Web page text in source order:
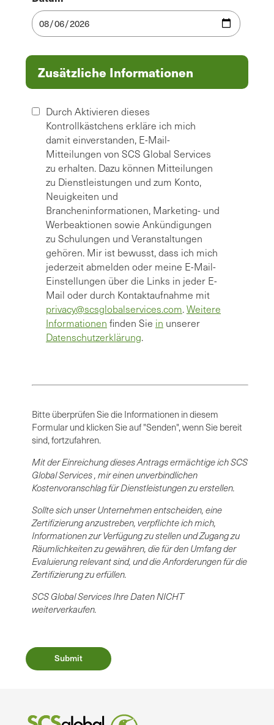
Zusätzliche Informationen
Durch Aktivieren dieses
Kontrollkästchens erkläre ich mich
damit einverstanden, E-Mail-
Mitteilungen von SCS Global Services
zu erhalten. Dazu können Mitteilungen
zu Dienstleistungen und zum Konto,
Neuigkeiten und
Brancheninformationen, Marketing- und
Werbeaktionen sowie Ankündigungen
zu Schulungen und Veranstaltungen
gehören. Mir ist bewusst, dass ich mich
jederzeit abmelden oder meine E-Mail-
Einstellungen über die Links in jeder E-
Mail oder durch Kontaktaufnahme mit
privacy@scsglobalservices.com.Weitere
Informationen finden Sie in unserer
Datenschutzerklärung.
Bitte überprüfen Sie die Informationen in diesem
Formular und klicken Sie auf "Senden", wenn Sie bereit
sind, fortzufahren.
Mit der Einreichung dieses Antrags ermächtige ich SCS
Global Services , mir einen unverbindlichen
Kostenvoranschlag für Dienstleistungen zu erstellen.
Sollte sich unser Unternehmen entscheiden, eine
Zertifizierung anzustreben, verpflichte ich mich,
Informationen zur Verfügung zu stellen und Zugang zu
Räumlichkeiten zu gewähren, die für den Umfang der
Evaluierung relevant sind, und die Anforderungen für die
Zertifizierung zu erfüllen.
SCS Global Services Ihre Daten NICHT
weiterverkaufen.